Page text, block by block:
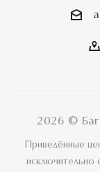
2026 ©
Приведённые
исключительно